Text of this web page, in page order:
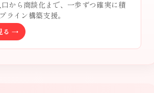
から商談化まで、一歩ずつ確実に積
ライン構築支援。
る →